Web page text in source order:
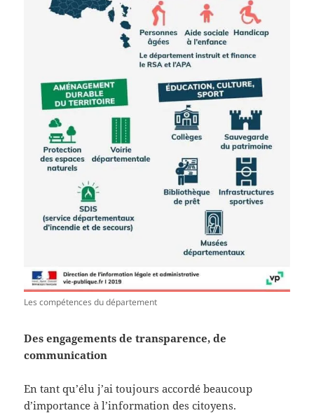
Les compétences du département
Des engagements de transparence, de
communication
En tant qu’élu j’ai toujours accordé beaucoup
d’importance à l’information des citoyens.